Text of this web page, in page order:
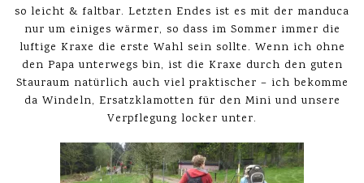
so leicht & faltbar. Letzten Endes ist es mit der manduca
nur um einiges wärmer, so dass im Sommer immer die
luftige Kraxe die erste Wahl sein sollte. Wenn ich ohne
den Papa unterwegs bin, ist die Kraxe durch den guten
Stauraum natürlich auch viel praktischer – ich bekomme
da Windeln, Ersatzklamotten für den Mini und unsere
Verpflegung locker unter.